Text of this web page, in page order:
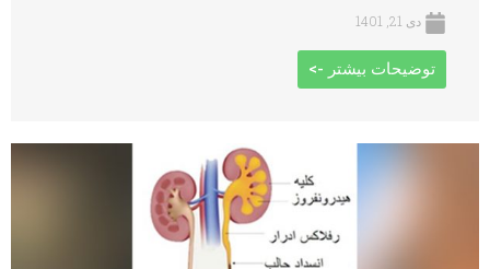
دی 21, 1401
توضیحات بیشتر ->